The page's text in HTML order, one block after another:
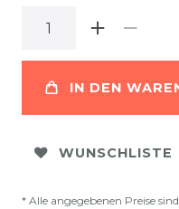
IN DEN
WUNSCHLISTE
* Alle angegebenen Preise